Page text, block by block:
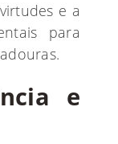
e a
para
e